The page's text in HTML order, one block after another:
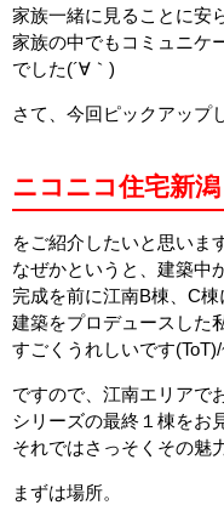
家族一緒に見ることに安
家族の中でもコミュニケ
でした(´∀｀)
さて、今回ピックアップ
ニコニコ住宅新
をご紹介したいと思いま
なぜかというと、建築中
完成を前に江南B棟、C棟
建築をプロデュースした
すごくうれしいです
ですので、江南エリアで
シリーズの最終１棟をお
それではさっそくその魅
まずは場所。